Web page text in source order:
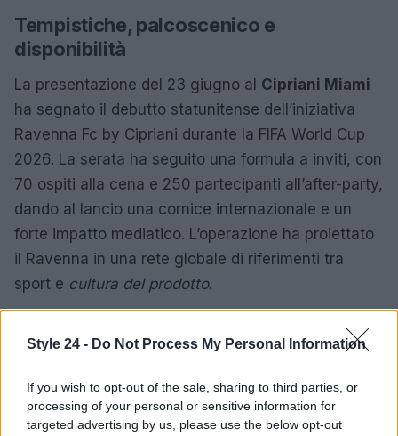
Style 24 - Do Not Process My Personal Information
If you wish to opt-out of the sale, sharing to third parties, or
processing of your personal or sensitive information for
targeted advertising by us, please use the below opt-out
Tempistiche, palcoscenico e
disponibilità
La presentazione del 23 giugno al Cipriani Miami
ha segnato il debutto statunitense dell’iniziativa
Ravenna Fc by Cipriani durante la FIFA World Cup
2026. La serata ha seguito una formula a inviti, con
70 ospiti alla cena e 250 partecipanti all’after-party,
dando al lancio una cornice internazionale e un
forte impatto mediatico. L’operazione ha proiettato
il Ravenna in una rete globale di riferimenti tra
sport e cultura del prodotto.
Sul piano sportivo, Ronaldinho ha confermato la
volontà di disputare almeno una gara ufficiale in
del campione come elemento catalizzatore.
Parallelamente, la maglia Ronaldinho x Ravenna by